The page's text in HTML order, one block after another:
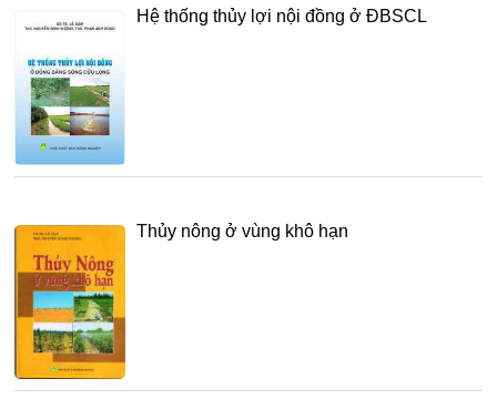
Hệ thống thủy lợi nội đồng ở ĐBSCL
Thủy nông ở vùng khô hạn